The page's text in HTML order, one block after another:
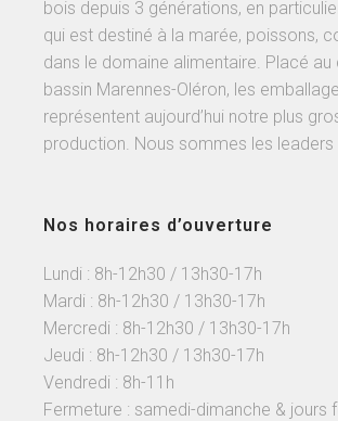
bois depuis 3 générations, en
qui est destiné à la marée, poissons,
dans le domaine alimentaire. Placé au
bassin Marennes-Oléron, les
représentent aujourd’hui notre plus
production. Nous sommes les leaders
Nos horaires d’ouverture
Lundi : 8h-12h30 / 13h30-17h
Mardi : 8h-12h30 / 13h30-17h
Mercredi : 8h-12h30 / 13h30-17h
Jeudi : 8h-12h30 / 13h30-17h
Vendredi : 8h-11h
Fermeture : samedi-dimanche & jours